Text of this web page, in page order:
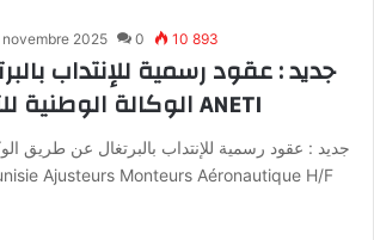
novembre 2025 0 10 893
جديد : عقود رسمية للإنتداب
الوكالة الوطنية للتشغيل بالخارج ANETI
جديد : عقود رسمية للإنتداب بالبرتغال عن طريق